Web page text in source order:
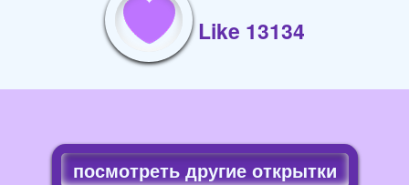
Like 13134
посмотреть другие открытки